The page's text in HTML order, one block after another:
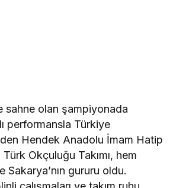
sahne olan şampiyonada
performansla Türkiye
Hendek Anadolu İmam Hatip
Okçuluğu Takımı, hem
Sakarya’nın gururu oldu.